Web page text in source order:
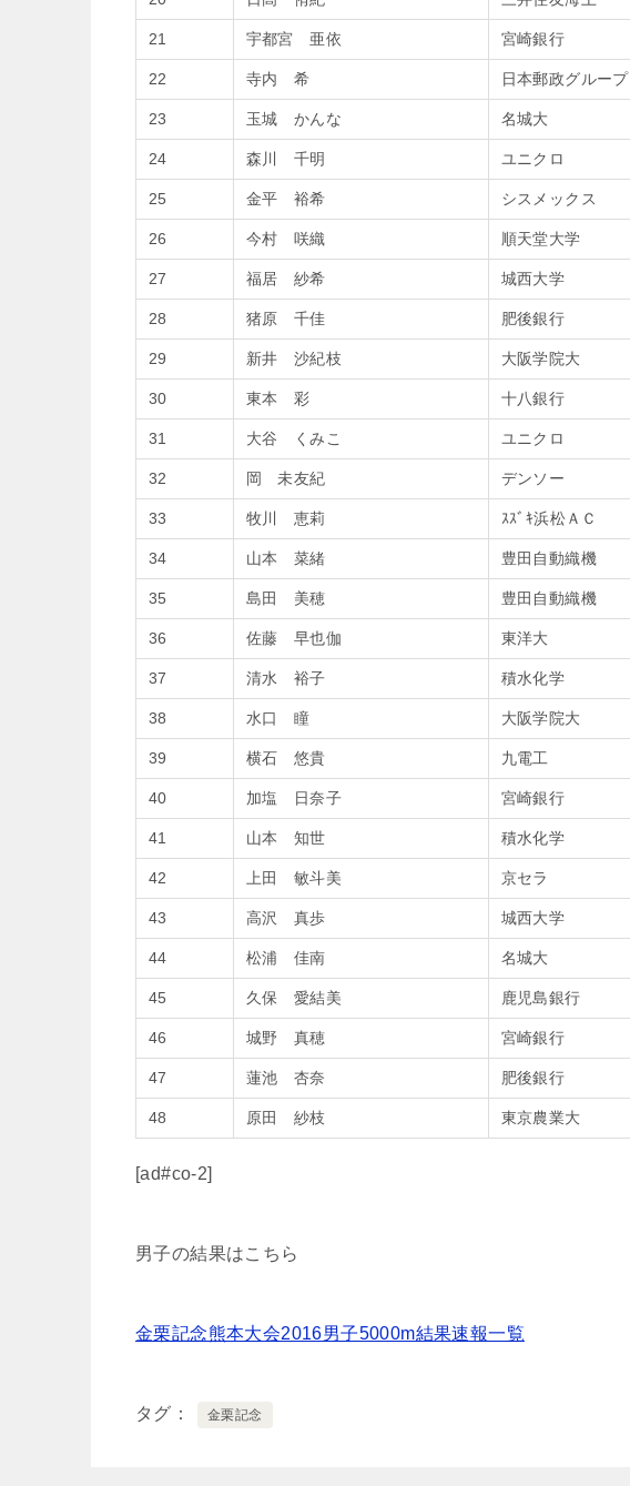
21 宇都宮 亜依 宮崎銀行
22 寺内 希 日本郵政グループ
23 玉城 かんな 名城大
24 森川 千明 ユニクロ
25 金平 裕希 シスメックス
26 今村 咲織 順天堂大学
27 福居 紗希 城西大学
28 猪原 千佳 肥後銀行
29 新井 沙紀枝 大阪学院大
30 東本 彩 十八銀行
31 大谷 くみこ ユニクロ
32 岡 未友紀 デンソー
33 牧川 恵莉 ｽｽﾞｷ浜松ＡＣ
34 山本 菜緒 豊田自動織機
35 島田 美穂 豊田自動織機
36 佐藤 早也伽 東洋大
37 清水 裕子 積水化学
38 水口 瞳 大阪学院大
39 横石 悠貴 九電工
40 加塩 日奈子 宮崎銀行
41 山本 知世 積水化学
42 上田 敏斗美 京セラ
43 高沢 真歩 城西大学
44 松浦 佳南 名城大
45 久保 愛結美 鹿児島銀行
46 城野 真穂 宮崎銀行
47 蓮池 杏奈 肥後銀行
48 原田 紗枝 東京農業大
[ad#co-2]
男子の結果はこちら
金栗記念熊本大会2016男子5000m結果速報一覧
タグ 金栗記念